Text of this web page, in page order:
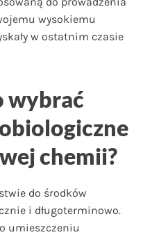
wysokiemu
w ostatnim czasie
wybrać
chemii?
do środków
i długoterminowo.
umieszczeniu